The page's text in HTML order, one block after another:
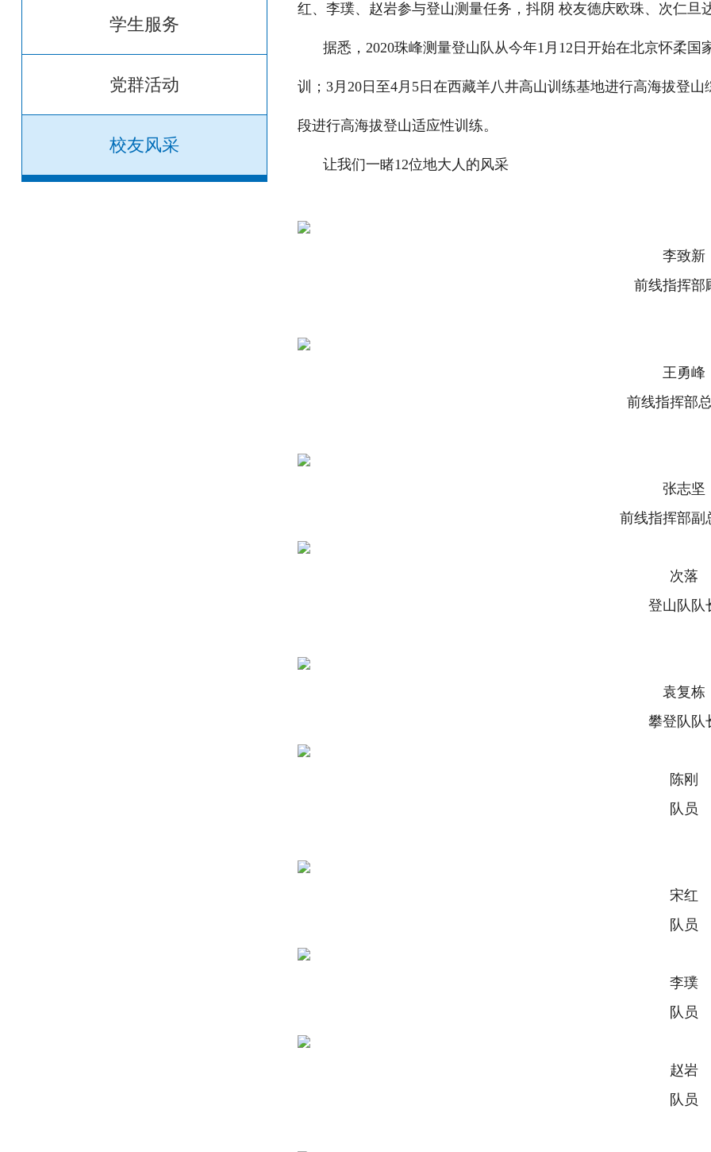
学生服务
党群活动
校友风采
红、李璞、赵岩参与登山测量任务，抖阴 校友德庆欧珠、次仁旦
据悉，2020珠峰测量登山队从今年1月12日开始在北京怀柔
训；3月20日至4月5日在西藏羊八井高山训练基地进行高海拔登
段进行高海拔登山适应性训练。
让我们一睹12位地大人的风采
李致新
前线指挥部
王勇峰
前线指挥部
张志坚
前线指挥部副
次落
登山队队
袁复栋
攀登队队
陈刚
队员
宋红
队员
李璞
队员
赵岩
队员